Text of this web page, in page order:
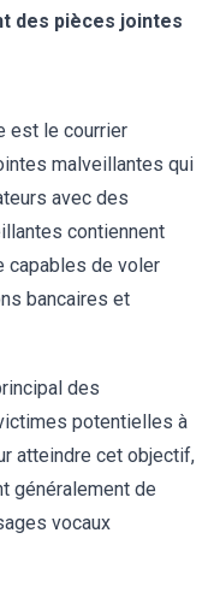
des pièces jointes
est le courrier
malveillantes qui
avec des
contiennent
capables de voler
bancaires et
des
potentielles à
atteindre cet objectif,
généralement de
vocaux